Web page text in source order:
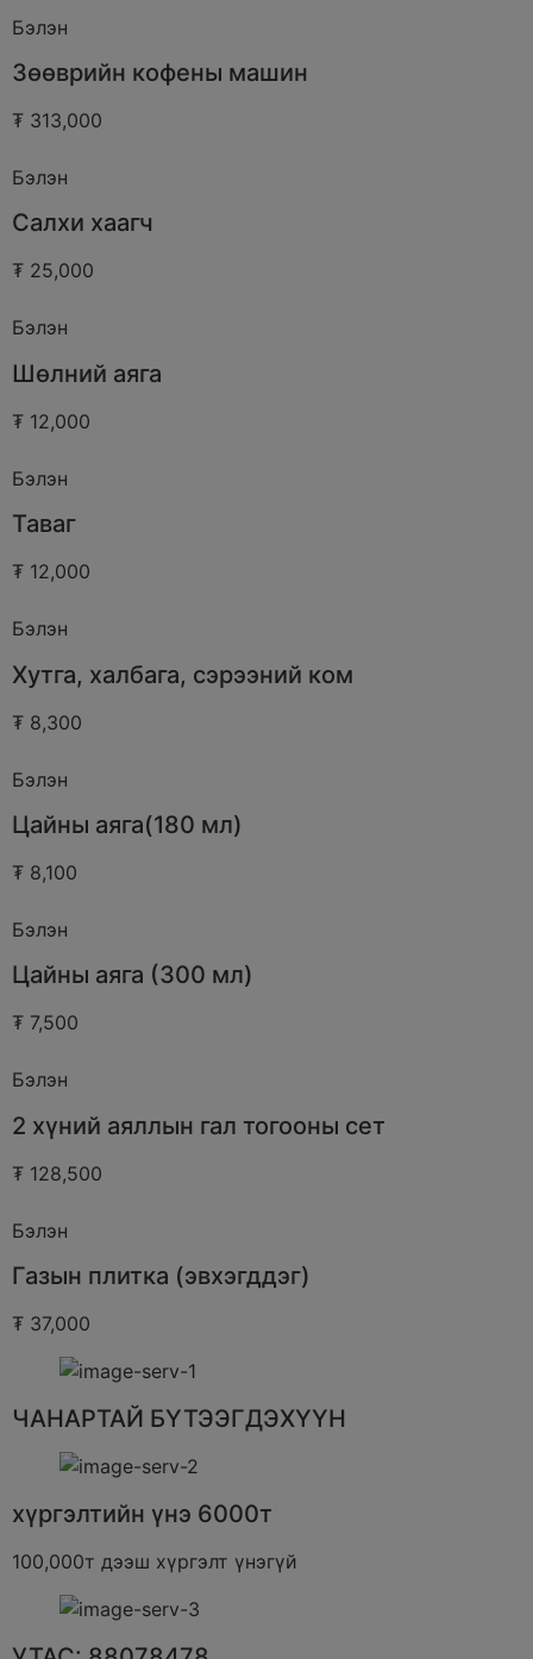
Бэлэн
Зөөврийн кофены машин
₮ 313,000
Бэлэн
Салхи хаагч
₮ 25,000
Бэлэн
Шөлний аяга
₮ 12,000
Бэлэн
Таваг
₮ 12,000
Бэлэн
Хутга, халбага, сэрээний ком
₮ 8,300
Бэлэн
Цайны аяга(180 мл)
₮ 8,100
Бэлэн
Цайны аяга (300 мл)
₮ 7,500
Бэлэн
2 хүний аяллын гал тогооны сет
₮ 128,500
Бэлэн
Газын плитка (эвхэгддэг)
₮ 37,000
ЧАНАРТАЙ БҮТЭЭГДЭХҮҮН
хүргэлтийн үнэ 6000т
100,000т дээш хүргэлт үнэгүй